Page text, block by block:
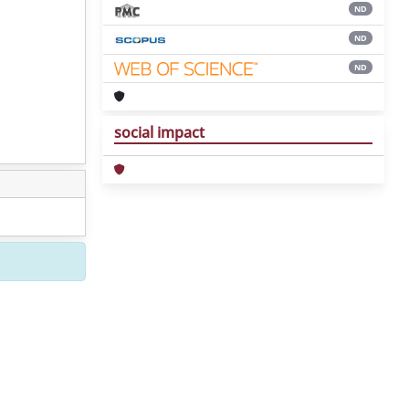
ND
ND
ND
social impact